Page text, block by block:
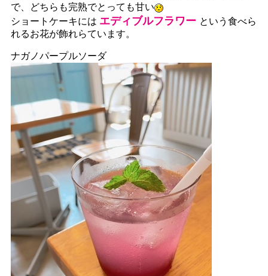
で、どちらも完熟でとっても甘い
ショートケーキには エディブルフラワー という食べら
れるお花が飾れらています。
ナガノパープルソーダ